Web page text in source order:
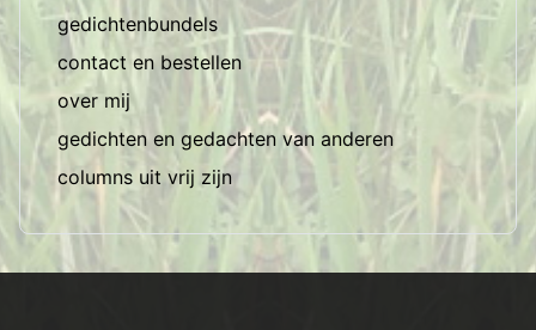
gedichtenbundels
contact en bestellen
over mij
gedichten en gedachten van anderen
columns uit vrij zijn